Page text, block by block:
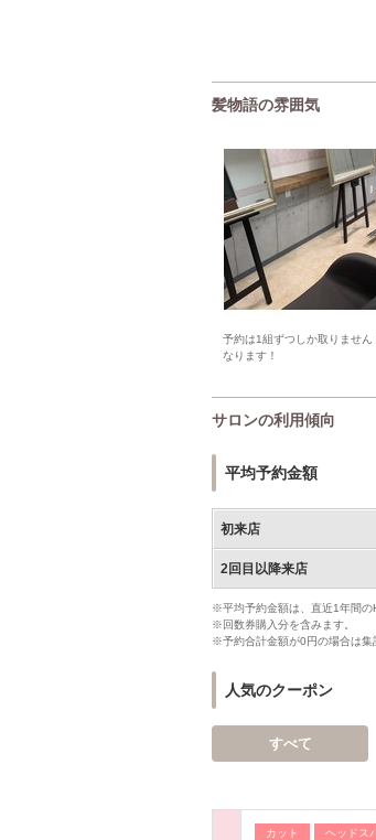
髪物語の雰囲気
予約は1組ずつしか取りません
なります！
サロンの利用傾向
平均予約金額
初来店
2回目以降来店
※平均予約金額は、直近1年間の
※回数券購入分を含みます。
※予約合計金額が0円の場合は集
人気のクーポン
すべて
カット ヘッドス